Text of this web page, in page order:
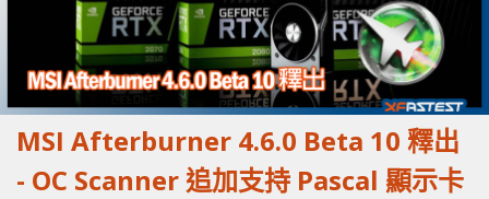
MSI Afterburner 4.6.0 Beta 10 釋出
- OC Scanner 追加支持 Pascal 顯示卡